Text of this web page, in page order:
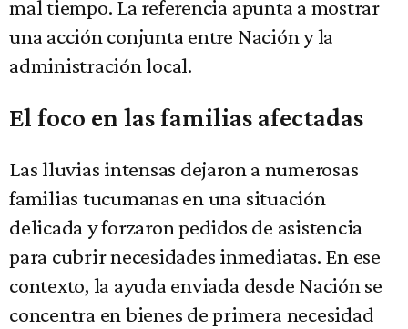
mal tiempo. La referencia apunta a mostrar
una acción conjunta entre Nación y la
administración local.
El foco en las familias afectadas
Las lluvias intensas dejaron a numerosas
familias tucumanas en una situación
delicada y forzaron pedidos de asistencia
para cubrir necesidades inmediatas. En ese
contexto, la ayuda enviada desde Nación se
concentra en bienes de primera necesidad